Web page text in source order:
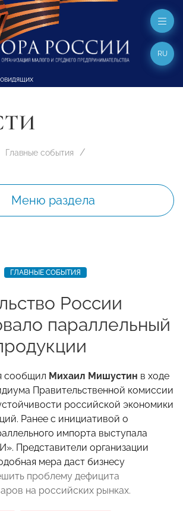
RU
Главные события
Меню раздела
ГЛАВНЫЕ СОБЫТИЯ
России
параллельный
сообщил Михаил Мишустин в ходе
Правительственной комиссии
российской экономики
Ранее с инициативой о
импорта выступала
Представители организации
мера даст бизнесу
проблему дефицита
на российских рынках.